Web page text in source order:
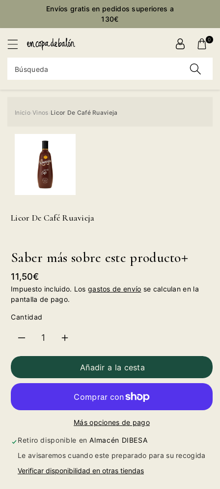
Envíos gratis en pedidos superiores a
130€
Búsqueda
0
Inicio›Vinos Licor De Café Ruavieja
producto
Licor De Café Ruavieja
Saber más sobre este producto
Precio
habitual
11,50€
Impuesto incluido. Los gastos de envío se calculan en la
pantalla de pago.
Cantidad
Licor
Café
Ruavieja
cantidad
para
Licor
Café
Ruavieja
Añadir a la cesta
Más opciones de pago
Retiro disponible enAlmacén DIBESA
Le avisaremos cuando este preparado para su recogida
Verificar disponibilidad en otras tiendas